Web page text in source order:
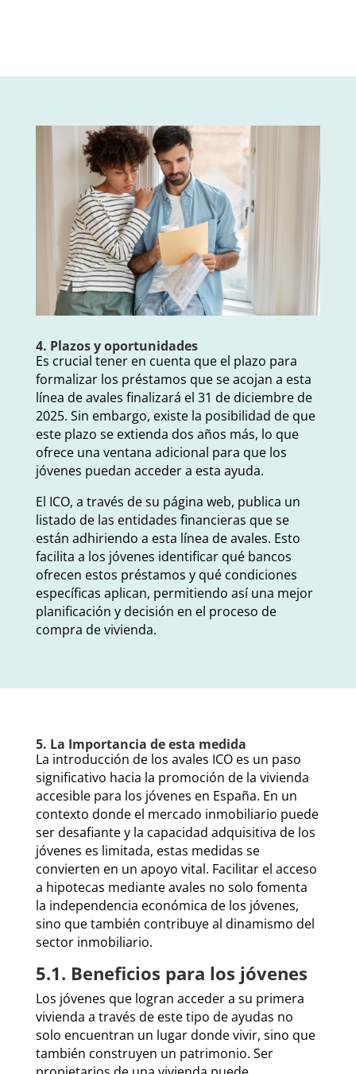
4. Plazos y oportunidades
Es crucial tener en cuenta que el plazo para
formalizar los préstamos que se acojan a esta
línea de avales finalizará el 31 de diciembre de
2025. Sin embargo, existe la posibilidad de que
este plazo se extienda dos años más, lo que
ofrece una ventana adicional para que los
jóvenes puedan acceder a esta ayuda.
El ICO, a través de su página web, publica un
listado de las entidades financieras que se
están adhiriendo a esta línea de avales. Esto
facilita a los jóvenes identificar qué bancos
ofrecen estos préstamos y qué condiciones
específicas aplican, permitiendo así una mejor
planificación y decisión en el proceso de
compra de vivienda.
5. La Importancia de esta medida
La introducción de los avales ICO es un paso
significativo hacia la promoción de la vivienda
accesible para los jóvenes en España. En un
contexto donde el mercado inmobiliario puede
ser desafiante y la capacidad adquisitiva de los
jóvenes es limitada, estas medidas se
convierten en un apoyo vital. Facilitar el acceso
a hipotecas mediante avales no solo fomenta
la independencia económica de los jóvenes,
sino que también contribuye al dinamismo del
sector inmobiliario.
5.1. Beneficios para los jóvenes
Los jóvenes que logran acceder a su primera
vivienda a través de este tipo de ayudas no
solo encuentran un lugar donde vivir, sino que
también construyen un patrimonio. Ser